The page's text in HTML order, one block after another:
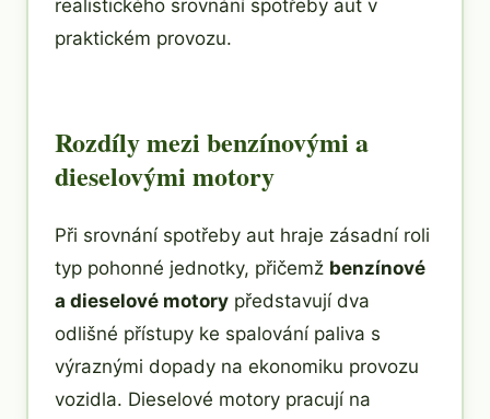
realistického srovnání spotřeby aut v
praktickém provozu.
Rozdíly mezi benzínovými a
dieselovými motory
Při srovnání spotřeby aut hraje zásadní roli
typ pohonné jednotky, přičemž benzínové
a dieselové motory představují dva
odlišné přístupy ke spalování paliva s
výraznými dopady na ekonomiku provozu
vozidla. Dieselové motory pracují na